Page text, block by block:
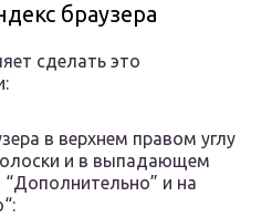
браузера
сделать это
в верхнем правом углу
и в выпадающем
и на